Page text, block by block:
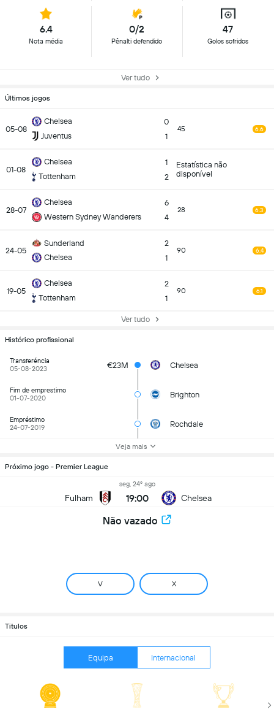
6.4
Nota média
0/2
Pênalti defendido
47
Golos sofridos
Ver tudo
Próximo jogo - Premier League
Fulham
seg, 24º ago
19:00 Chelsea
Não vazado
V X
Últimos jogos
05-08
Chelsea
Juventus
0
1
45 6.6
01-08
Chelsea
Tottenham
1
2
Estatística não
disponível
28-07
Chelsea
Western Sydney Wanderers
6
4
28 6.3
24-05
Sunderland
Chelsea
2
1
90 6.4
19-05
Chelsea
Tottenham
2
1
90 6.1
Ver tudo
Histórico profissional
Transferéncia
05-08-2023
€23M Chelsea
Fim de emprestimo
01-07-2020
Brighton
Empréstimo
24-07-2019
Rochdale
Veja mais
Titulos
Equipa Internacional